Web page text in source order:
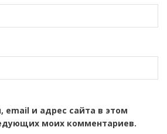
email и адрес сайта в этом
моих комментариев.